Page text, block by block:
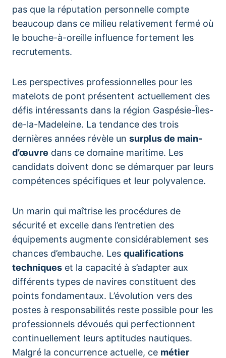
pas que la réputation personnelle compte
beaucoup dans ce milieu relativement fermé où
le bouche-à-oreille influence fortement les
recrutements.
Les perspectives professionnelles pour les
matelots de pont présentent actuellement des
défis intéressants dans la région Gaspésie-Îles-
de-la-Madeleine. La tendance des trois
dernières années révèle un surplus de main-
d’œuvre dans ce domaine maritime. Les
candidats doivent donc se démarquer par leurs
compétences spécifiques et leur polyvalence.
Un marin qui maîtrise les procédures de
sécurité et excelle dans l’entretien des
équipements augmente considérablement ses
chances d’embauche. Les qualifications
techniques et la capacité à s’adapter aux
différents types de navires constituent des
points fondamentaux. L’évolution vers des
postes à responsabilités reste possible pour les
professionnels dévoués qui perfectionnent
continuellement leurs aptitudes nautiques.
Malgré la concurrence actuelle, ce métier